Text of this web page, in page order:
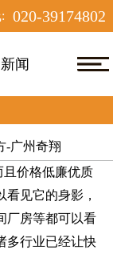
020-39174802
新闻
-广州奇翔
价格低廉优质
见它的身影，
厂房等都可以看
多行业已经让快